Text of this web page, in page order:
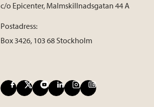
c/o Epicenter, Malmskillnadsgatan 44 A
Postadress:
Box 3426, 103 68 Stockholm
F
X
Y
L
I
B